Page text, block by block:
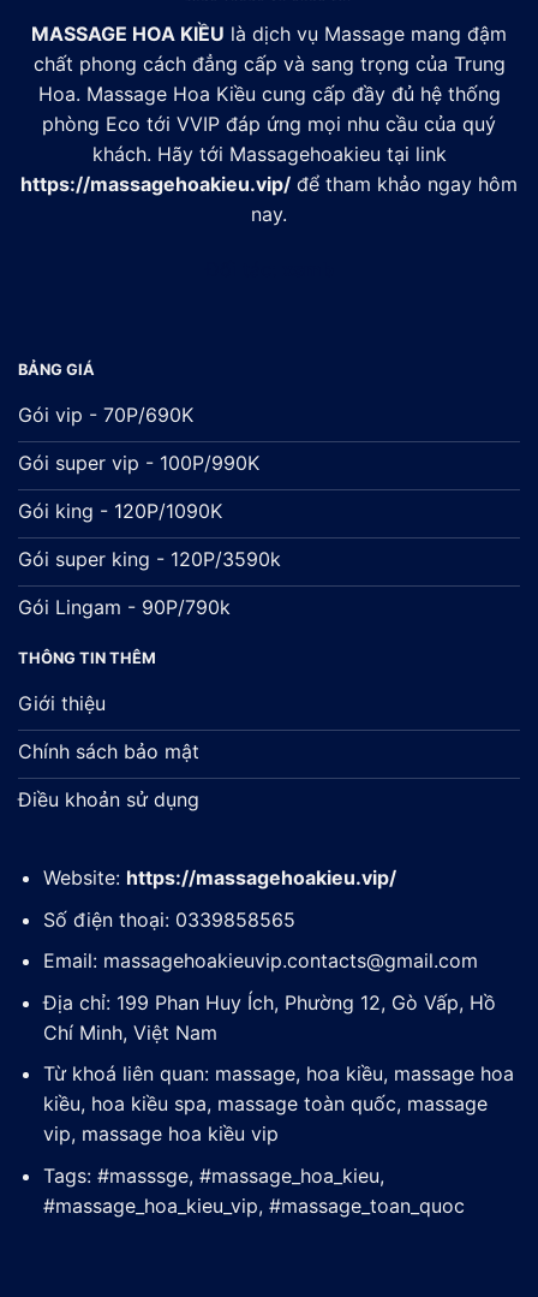
MASSAGE HOA KIỀU là dịch vụ Massage mang đậm
chất phong cách đẳng cấp và sang trọng của Trung
Hoa. Massage Hoa Kiều cung cấp đầy đủ hệ thống
phòng Eco tới VVIP đáp ứng mọi nhu cầu của quý
khách. Hãy tới Massagehoakieu tại link
https://massagehoakieu.vip/ để tham khảo ngay hôm
nay.
BẢNG GIÁ
Gói vip - 70P/690K
Gói super vip - 100P/990K
Gói king - 120P/1090K
Gói super king - 120P/3590k
Gói Lingam - 90P/790k
THÔNG TIN THÊM
Giới thiệu
Chính sách bảo mật
Điều khoản sử dụng
Website: https://massagehoakieu.vip/
Số điện thoại: 0339858565
Email: massagehoakieuvip.contacts@gmail.com
Địa chỉ: 199 Phan Huy Ích, Phường 12, Gò Vấp, Hồ
Chí Minh, Việt Nam
Từ khoá liên quan: massage, hoa kiều, massage hoa
kiều, hoa kiều spa, massage toàn quốc, massage
vip, massage hoa kiều vip
Tags: #masssge, #massage_hoa_kieu,
#massage_hoa_kieu_vip, #massage_toan_quoc